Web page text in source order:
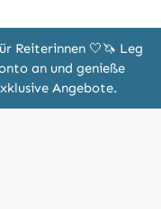
Reiterinnen 🤍🦄 Leg
an und genieße
Angebote.